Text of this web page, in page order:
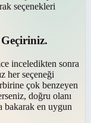
seçenekleri
inceledikten sonra
her seçeneği
çok benzeyen
doğru olanı
bakarak en uygun